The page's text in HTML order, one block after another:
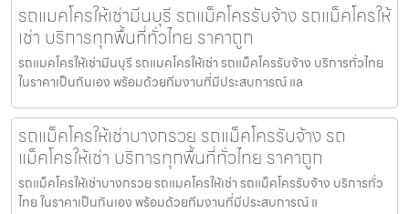
รถแมคโครให้เช่ามีนบุรี รถแม็คโครรับจ้าง รถแม็คโครให้
เช่า บริการทุกพื้นที่ทั่วไทย ราคาถูก
รถแมคโครให้เช่ามีนบุรี รถแมคโครให้เช่า รถแม็คโครรับจ้าง บริการทั่วไทย
ในราคาเป็นกันเอง พร้อมด้วยทีมงานที่มีประสบการณ์ แล
รถแม็คโครให้เช่าบางกรวย รถแม็คโครรับจ้าง รถ
แม็คโครให้เช่า บริการทุกพื้นที่ทั่วไทย ราคาถูก
รถแม็คโครให้เช่าบางกรวย รถแมคโครให้เช่า รถแม็คโครรับจ้าง บริการทั่ว
ไทย ในราคาเป็นกันเอง พร้อมด้วยทีมงานที่มีประสบการณ์ แ